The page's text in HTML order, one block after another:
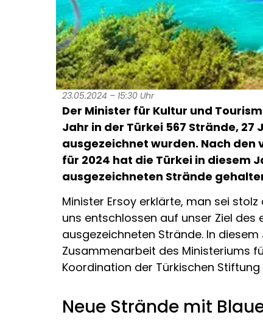
23.05.2024 – 15:30 Uhr
Der Minister für Kultur und
Jahr in der Türkei 567 Strände,
ausgezeichnet wurden. Nach
für 2024 hat die Türkei in diesem
ausgezeichneten Strände
Minister Ersoy erklärte, man sei
uns entschlossen auf unser Ziel des
ausgezeichneten Strände. In
Zusammenarbeit des Ministeriums
Koordination der Türkischen
Neue Strände mit